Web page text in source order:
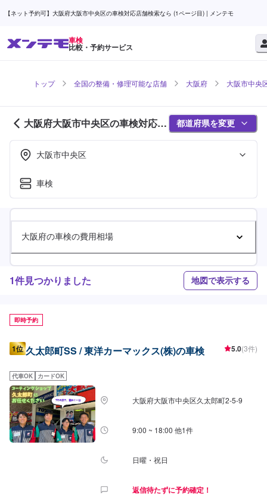
【ネット予約可】大阪府大阪市中央区の車検対応店舗検索なら (1ページ目) | メンテモ
車検
比較・予約サービス
トップ 全国の整備・修理可能な店舗 大阪府 大阪市中央
大阪府大阪市中央区の車検対応店
舗紹介 (1ページ目)
都道府県を変更
大阪市中央区
車検
大阪府の車検の費用相場
1件見つかりました 地図で表示する
即時予約
1位 久太郎町SS / 東洋カーマックス(株)の車検 5.0(3件)
代車OK カードOK
大阪府大阪市中央区久太郎町2-5-9
9:00 ~ 18:00 他1件
日曜・祝日
返信待たずに予約確定！